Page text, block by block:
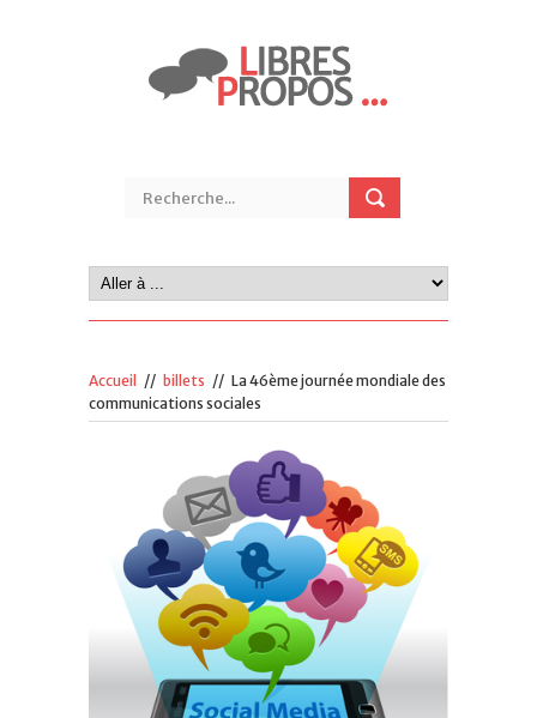
Accueil // billets // La 46ème journée mondiale des
communications sociales